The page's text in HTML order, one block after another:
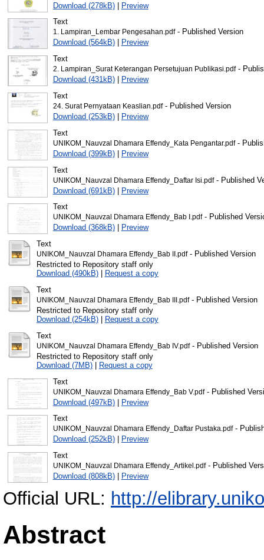
Download (278kB)| Preview
Text
1. Lampiran_Lembar Pengesahan.pdf- Published Version
Download (564kB)|
Preview
Text
2. Lampiran_Surat Keterangan Persetujuan Publikasi.pdf-
Download (431kB)|
Preview
Text
24. Surat Pernyataan Keaslian.pdf- Published Version
Download (253kB)|
Preview
Text
UNIKOM_Nauvzal Dhamara Effendy_Kata Pengantar.pdf-
Download (399kB)|
Preview
Text
UNIKOM_Nauvzal Dhamara Effendy_Daftar Isi.pdf- Published
Download (691kB)| Preview
Text
UNIKOM_Nauvzal Dhamara Effendy_Bab I.pdf- Published
Download (368kB)|
Preview
Text
UNIKOM_Nauvzal Dhamara Effendy_Bab II.pdf- Published Version
Restricted to Repository staff only
Download (490kB)|
Request a copy
Text
UNIKOM_Nauvzal Dhamara Effendy_Bab III.pdf- Published Version
Restricted to Repository staff only
Download (254kB)|
Request a copy
Text
UNIKOM_Nauvzal Dhamara Effendy_Bab IV.pdf- Published Version
Restricted to Repository staff only
Download (7MB)|
Request a copy
Text
UNIKOM_Nauvzal Dhamara Effendy_Bab V.pdf- Published
Download (497kB)| Preview
Text
UNIKOM_Nauvzal Dhamara Effendy_Daftar Pustaka.pdf-
Download (252kB)|
Preview
Text
UNIKOM_Nauvzal Dhamara Effendy_Artikel.pdf- Published
Download (808kB)| Preview
Official URL: http://
Abstract